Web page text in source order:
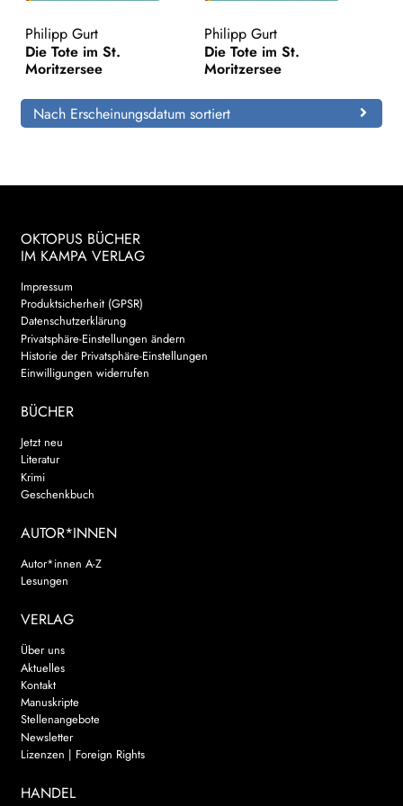
Philipp Gurt
Die Tote im St.
Moritzersee
Philipp Gurt
Die Tote im St.
Moritzersee
Nach Erscheinungsdatum sortiert
OKTOPUS BÜCHER
IM KAMPA VERLAG
Impressum
Produktsicherheit (GPSR)
Datenschutzerklärung
Privatsphäre-Einstellungen ändern
Historie der Privatsphäre-Einstellungen
Einwilligungen widerrufen
BÜCHER
Jetzt neu
Literatur
Krimi
Geschenkbuch
AUTOR*INNEN
Autor*innen A-Z
Lesungen
VERLAG
Über uns
Aktuelles
Kontakt
Manuskripte
Stellenangebote
Newsletter
Lizenzen | Foreign Rights
HANDEL